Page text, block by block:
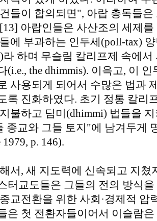
들이 합의되면", 아랍 총독들
아랍인들은 사산조의 세제
에 부과하는 인두세(poll-tax)
라 하며 무슬림 칼리프제 속에
(i.e., the dhimmis). 이윽고, 이
사용되게 되어서 수많은 법과
록 진화하였다. 초기 정통 칼리
불하고 딤미(dhimmi) 법들을
종교와 그들 토지"에 남겨두게
1979, p. 146).
서, 새 지도력에 신속되고 지
터교도들은 그들의 전의 방식
교전환을 위한 사회·경제적
은 첫 전환자들이어서 이슬람